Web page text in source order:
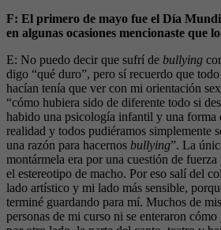
F: El primero de mayo fue el Día
en algunas ocasiones mencionaste que
E: No puedo decir que sufrí de bullying
digo “qué duro”, pero sí recuerdo que todo
hacían tenía que ver con mi orientación
“cómo hubiera sido de diferente todo si
habido una psicología infantil y una forma
realidad y todos pudiéramos simplemente
una razón para hacernos bullying”. La
montármela era por una cuestión de
el estereotipo de macho. Por eso salí del
lado artístico y mi lado más sensible,
terminé guardando para mí. Muchos de
personas de mi curso ni se enteraron